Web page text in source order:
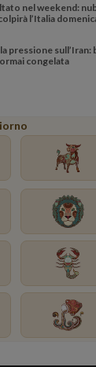
nel weekend:
l’Italia
pressione sull’Iran:
congelata